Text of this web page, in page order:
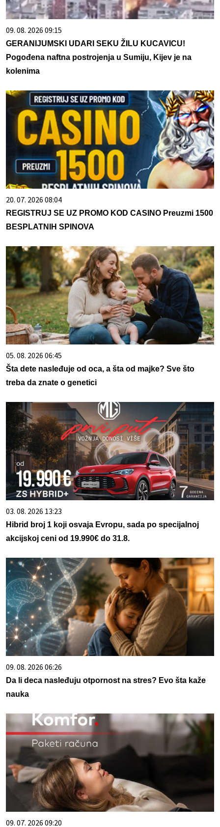
09. 08. 2026 09:15
GERANIJUMSKI UDARI SEKU ŽILU KUCAVICU!
Pogođena naftna postrojenja u Sumiju, Kijev je na
kolenima
20. 07. 2026 08:04
REGISTRUJ SE UZ PROMO KOD CASINO Preuzmi 1500
BESPLATNIH SPINOVA
05. 08. 2026 06:45
Šta dete nasleđuje od oca, a šta od majke? Sve što
treba da znate o genetici
03. 08. 2026 13:23
Hibrid broj 1 koji osvaja Evropu, sada po specijalnoj
akcijskoj ceni od 19.990€ do 31.8.
09. 08. 2026 06:26
Da li deca nasleđuju otpornost na stres? Evo šta kaže
nauka
09. 07. 2026 09:20